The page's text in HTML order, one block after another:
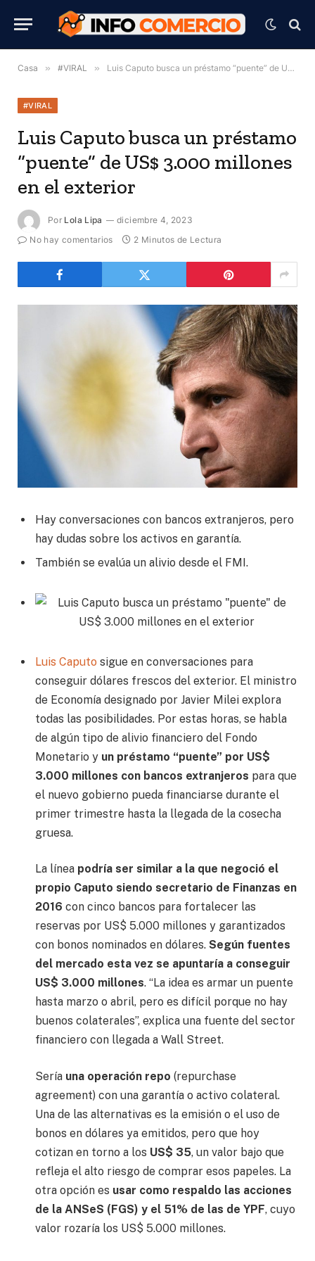
Casa » #VIRAL » Luis Caputo busca un préstamo “puente” de US$ 3.000 millones en el exterior
#VIRAL
Luis Caputo busca un préstamo
“puente” de US$ 3.000 millones
en el exterior
Por Lola Lipa
diciembre 4, 2023
No hay comentarios
2 Minutos de Lectura
Hay conversaciones con bancos extranjeros, pero
hay dudas sobre los activos en garantía.
También se evalúa un alivio desde el FMI.
Luis Caputo sigue en conversaciones para
conseguir dólares frescos del exterior. El ministro
de Economía designado por Javier Milei explora
todas las posibilidades. Por estas horas, se habla
de algún tipo de alivio financiero del Fondo
Monetario y un préstamo “puente” por US$
3.000 millones con bancos extranjeros para que
el nuevo gobierno pueda financiarse durante el
primer trimestre hasta la llegada de la cosecha
gruesa.
La línea podría ser similar a la que negoció el
propio Caputo siendo secretario de Finanzas en
2016 con cinco bancos para fortalecer las
reservas por US$ 5.000 millones y garantizados
con bonos nominados en dólares. Según fuentes
del mercado esta vez se apuntaría a conseguir
US$ 3.000 millones. “La idea es armar un puente
hasta marzo o abril, pero es difícil porque no hay
buenos colaterales”, explica una fuente del sector
financiero con llegada a Wall Street.
Sería una operación repo (repurchase
agreement) con una garantía o activo colateral.
Una de las alternativas es la emisión o el uso de
bonos en dólares ya emitidos, pero que hoy
cotizan en torno a los US$ 35, un valor bajo que
refleja el alto riesgo de comprar esos papeles. La
otra opción es usar como respaldo las acciones
de la ANSeS (FGS) y el 51% de las de YPF, cuyo
valor rozaría los US$ 5.000 millones.